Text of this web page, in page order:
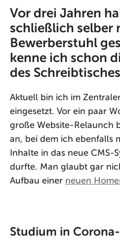
Vor drei Jahren
schließlich selber
Bewerberstuhl
kenne ich schon
des
Aktuell bin ich im
eingesetzt. Vor ein paar
große Website-Relaunch
an, bei dem ich ebenfalls
Inhalte in das neue CMS-
durfte. Man glaubt gar
Aufbau einer neuen
Studium in